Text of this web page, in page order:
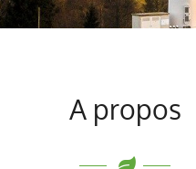
A propos